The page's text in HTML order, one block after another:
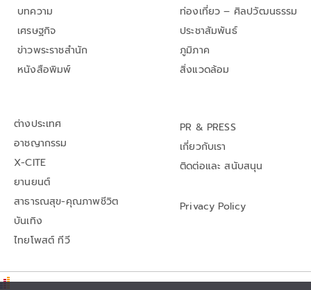
บทความ
เศรษฐกิจ
ข่าวพระราชสำนัก
หนังสือพิมพ์
ท่องเที่ยว – ศิลปวัฒนธรรม
ประชาสัมพันธ์
ภูมิภาค
สิ่งแวดล้อม
ต่างประเทศ
อาชญากรรม
X-CITE
ยานยนต์
สาธารณสุข-คุณภาพชีวิต
บันเทิง
ไทยโพสต์ ทีวี
PR & PRESS
เกี่ยวกับเรา
ติดต่อและ สนับสนุน
Privacy Policy